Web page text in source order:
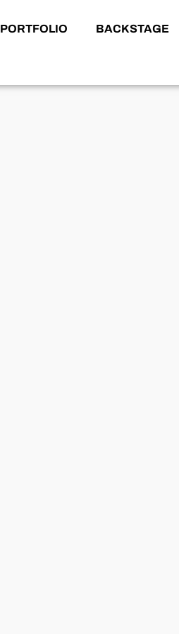
PORTFOLIO BACKSTAGE